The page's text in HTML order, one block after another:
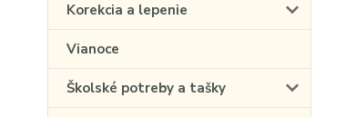
Korekcia a lepenie
Vianoce
Školské potreby a tašky